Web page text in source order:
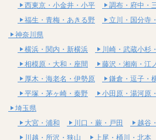
西東京・小金井・小平
調布・府中・
福生・青梅・あきる野
立川・国分寺
神奈川県
横浜・関内・新横浜
川崎・武蔵小杉
相模原・大和・座間
藤沢・湘南・江
厚木・海老名・伊勢原
鎌倉・逗子・
平塚・茅ヶ崎・秦野
小田原・湯河原
埼玉県
大宮・浦和
川口・蕨・戸田
越谷
川越・所沢・狭山
上尾・桶川・北本